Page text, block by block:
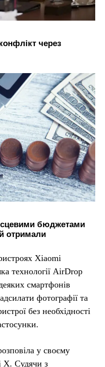
через
бюджетами
отримали
Xiaomi
технології AirDrop
смартфонів
фотографії та
без необхідності
у своєму
X. Судячи з